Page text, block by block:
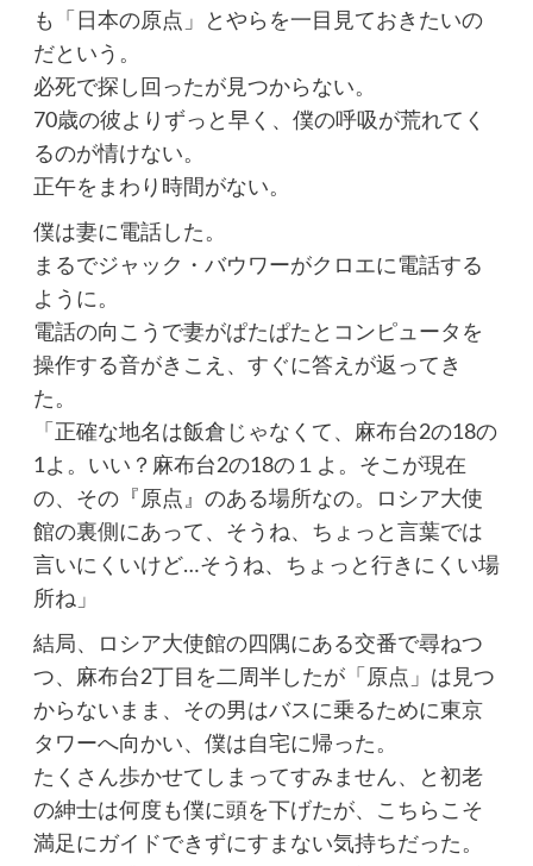
も「日本の原点」とやらを一目見ておきたいの
だという。
必死で探し回ったが見つからない。
70歳の彼よりずっと早く、僕の呼吸が荒れてく
るのが情けない。
正午をまわり時間がない。
僕は妻に電話した。
まるでジャック・バウワーがクロエに電話する
ように。
電話の向こうで妻がぱたぱたとコンピュータを
操作する音がきこえ、すぐに答えが返ってき
た。
「正確な地名は飯倉じゃなくて、麻布台2の18の
1よ。いい？麻布台2の18の１よ。そこが現在
の、その『原点』のある場所なの。ロシア大使
館の裏側にあって、そうね、ちょっと言葉では
言いにくいけど…そうね、ちょっと行きにくい場
所ね」
結局、ロシア大使館の四隅にある交番で尋ねつ
つ、麻布台2丁目を二周半したが「原点」は見つ
からないまま、その男はバスに乗るために東京
タワーへ向かい、僕は自宅に帰った。
たくさん歩かせてしまってすみません、と初老
の紳士は何度も僕に頭を下げたが、こちらこそ
満足にガイドできずにすまない気持ちだった。